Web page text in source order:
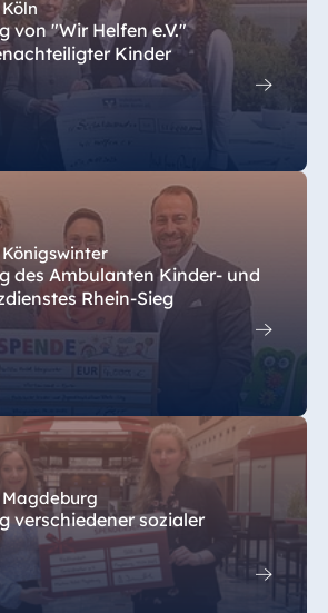
von "Wir Helfen e.V."
Kinder
des Ambulanten Kinder- und
Rhein-Sieg
verschiedener sozialer